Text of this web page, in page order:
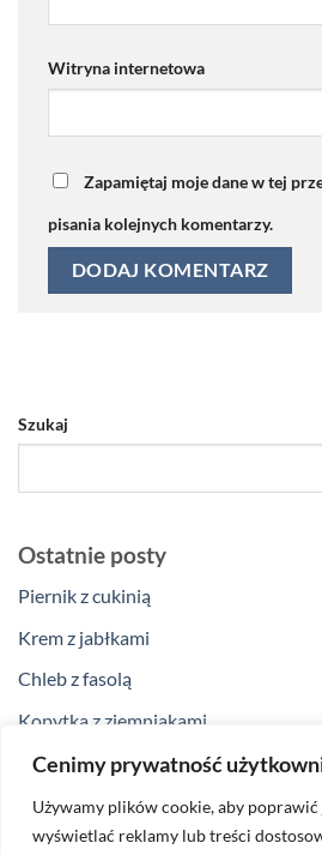
Cenimy prywatność
Używamy plików cookie, aby poprawić
wyświetlać reklamy lub treści
Witryna internetowa
Zapamiętaj moje dane w tej
pisania kolejnych komentarzy.
Szukaj
Ostatnie posty
Piernik z cukinią
Krem z jabłkami
Chleb z fasolą
Kopytka z ziemniakami
Klopsiki z curry
Ostatnie komentarze